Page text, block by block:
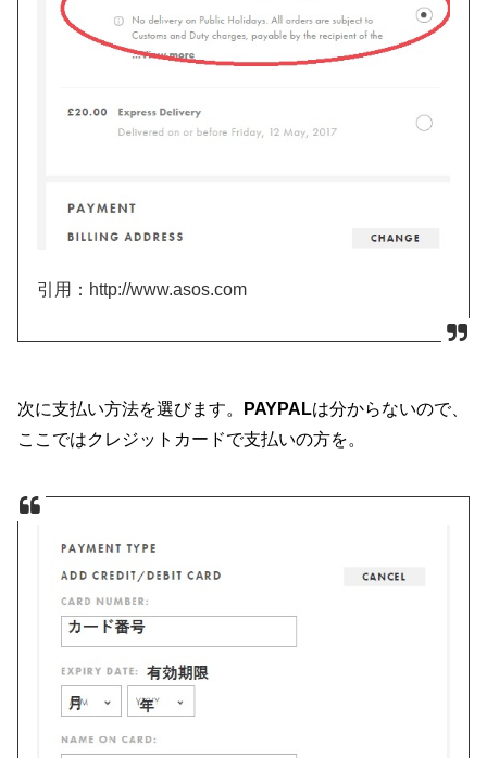
引用：http://www.asos.com
次に支払い方法を選びます。 PAYPAL は分からないので、
ここではクレジットカードで支払いの方を。